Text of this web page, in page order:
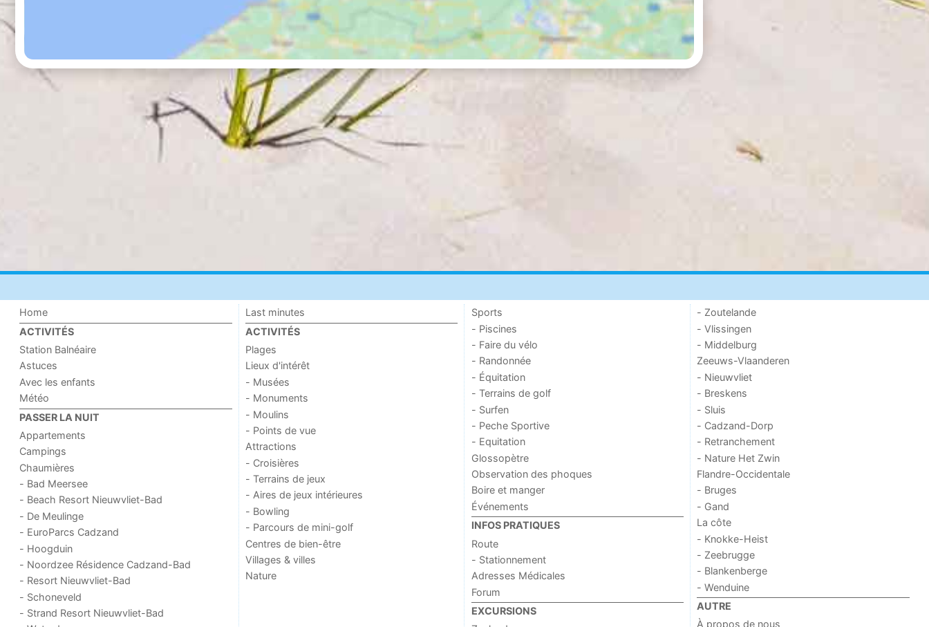
Home
ACTIVITÉS
Station Balnéaire
Astuces
Avec les enfants
Météo
PASSER LA NUIT
Appartements
Campings
Chaumières
- Bad Meersee
- Beach Resort Nieuwvliet-Bad
- De Meulinge
- EuroParcs Cadzand
- Hoogduin
- Noordzee Résidence Cadzand-Bad
- Resort Nieuwvliet-Bad
- Schoneveld
- Strand Resort Nieuwvliet-Bad
Last minutes
ACTIVITÉS
Plages
Lieux d'intérêt
- Musées
- Monuments
- Moulins
- Points de vue
Attractions
- Croisières
- Terrains de jeux
- Aires de jeux intérieures
- Bowling
- Parcours de mini-golf
Centres de bien-être
Villages & villes
Nature
Sports
- Piscines
- Faire du vélo
- Randonnée
- Équitation
- Terrains de golf
- Surfen
- Peche Sportive
- Equitation
Glossopètre
Observation des phoques
Boire et manger
Événements
INFOS PRATIQUES
Route
- Stationnement
Adresses Médicales
Forum
EXCURSIONS
- Zoutelande
- Vlissingen
- Middelburg
Zeeuws-Vlaanderen
- Nieuwvliet
- Breskens
- Sluis
- Cadzand-Dorp
- Retranchement
- Nature Het Zwin
Flandre-Occidentale
- Bruges
- Gand
La côte
- Knokke-Heist
- Zeebrugge
- Blankenberge
- Wenduine
AUTRE
À propos de nous